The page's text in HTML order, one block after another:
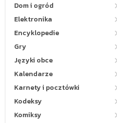
Dom i ogród
Elektronika
Encyklopedie
Gry
Języki obce
Kalendarze
Karnety i pocztówki
Kodeksy
Komiksy